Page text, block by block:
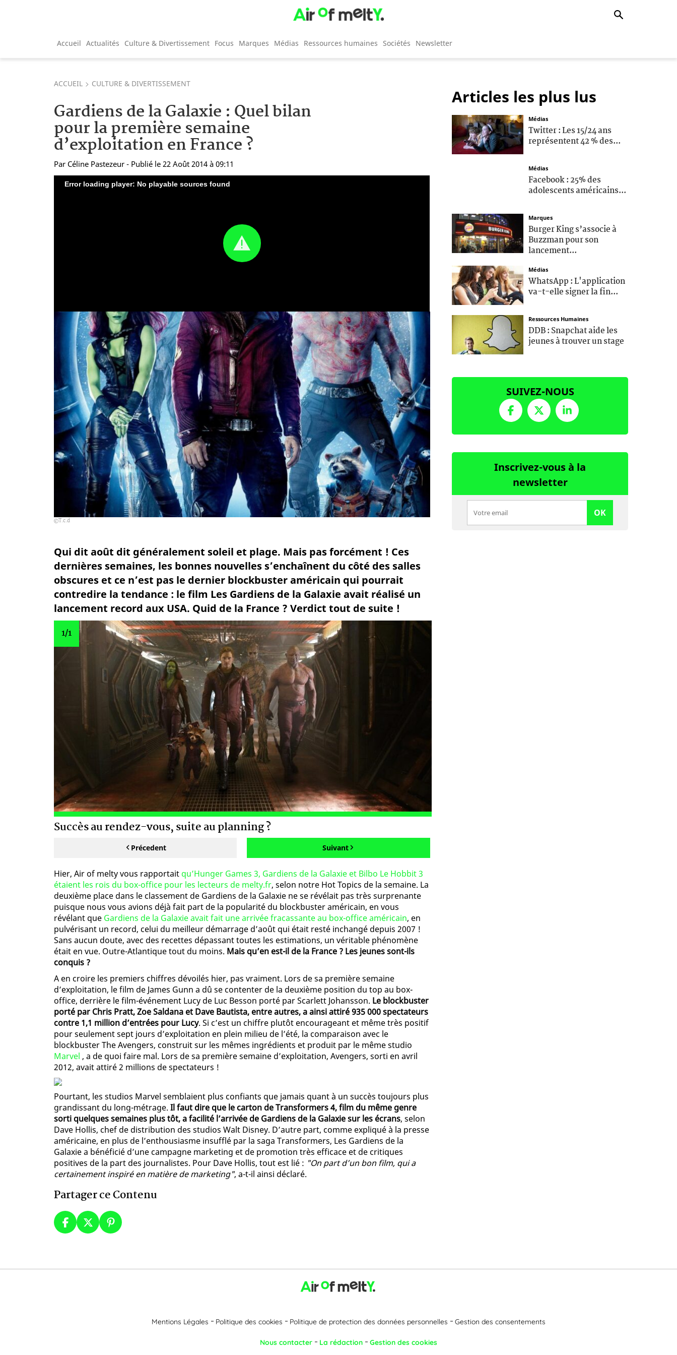
Accueil Actualités Culture & Divertissement Focus Marques Médias Ressources humaines Sociétés Newsletter
ACCUEIL CULTURE & DIVERTISSEMENT
Gardiens de la Galaxie : Quel bilan
pour la première semaine
d’exploitation en France ?
Par Céline Pastezeur - Publié le 22 Août 2014 à 09:11
Error loading player: No playable sources found
T.c.d
Qui dit août dit généralement soleil et plage. Mais pas forcément ! Ces
dernières semaines, les bonnes nouvelles s’enchaînent du côté des salles
obscures et ce n’est pas le dernier blockbuster américain qui pourrait
contredire la tendance : le film Les Gardiens de la Galaxie avait réalisé un
lancement record aux USA. Quid de la France ? Verdict tout de suite !
1/1
Succès au rendez-vous, suite au planning ?
Précedent Suivant
Hier, Air of melty vous rapportait qu’Hunger Games 3, Gardiens de la Galaxie et Bilbo Le Hobbit 3
étaient les rois du box-office pour les lecteurs de melty.fr, selon notre Hot Topics de la semaine. La
deuxième place dans le classement de Gardiens de la Galaxie ne se révélait pas très surprenante
puisque nous vous avions déjà fait part de la popularité du blockbuster américain, en vous
révélant que Gardiens de la Galaxie avait fait une arrivée fracassante au box-office américain, en
pulvérisant un record, celui du meilleur démarrage d’août qui était resté inchangé depuis 2007 !
Sans aucun doute, avec des recettes dépassant toutes les estimations, un véritable phénomène
était en vue. Outre-Atlantique tout du moins. Mais qu’en est-il de la France ? Les jeunes sont-ils
conquis ?
A en croire les premiers chiffres dévoilés hier, pas vraiment. Lors de sa première semaine
d’exploitation, le film de James Gunn a dû se contenter de la deuxième position du top au box-
office, derrière le film-événement Lucy de Luc Besson porté par Scarlett Johansson. Le blockbuster
porté par Chris Pratt, Zoe Saldana et Dave Bautista, entre autres, a ainsi attiré 935 000 spectateurs
contre 1,1 million d’entrées pour Lucy. Si c’est un chiffre plutôt encourageant et même très positif
pour seulement sept jours d’exploitation en plein milieu de l’été, la comparaison avec le
blockbuster The Avengers, construit sur les mêmes ingrédients et produit par le même studio
Marvel , a de quoi faire mal. Lors de sa première semaine d’exploitation, Avengers, sorti en avril
2012, avait attiré 2 millions de spectateurs !
Pourtant, les studios Marvel semblaient plus confiants que jamais quant à un succès toujours plus
grandissant du long-métrage. Il faut dire que le carton de Transformers 4, film du même genre
sorti quelques semaines plus tôt, a facilité l’arrivée de Gardiens de la Galaxie sur les écrans, selon
Dave Hollis, chef de distribution des studios Walt Disney. D’autre part, comme expliqué à la presse
américaine, en plus de l’enthousiasme insufflé par la saga Transformers, Les Gardiens de la
Galaxie a bénéficié d’une campagne marketing et de promotion très efficace et de critiques
positives de la part des journalistes. Pour Dave Hollis, tout est lié : "On part d’un bon film, qui a
certainement inspiré en matière de marketing", a-t-il ainsi déclaré.
Partager ce Contenu
Articles les plus lus
Médias
Twitter : Les 15/24 ans
représentent 42 % des...
Médias
Facebook : 25% des
adolescents américains...
Marques
Burger King s’associe à
Buzzman pour son
lancement...
Médias
WhatsApp : L'application
va-t-elle signer la fin...
Ressources Humaines
DDB : Snapchat aide les
jeunes à trouver un stage
SUIVEZ-NOUS
Inscrivez-vous à la
newsletter
OK
Mentions Légales Politique des cookies Politique de protection des données personnelles Gestion des consentements
Nous contacter La rédaction Gestion des cookies